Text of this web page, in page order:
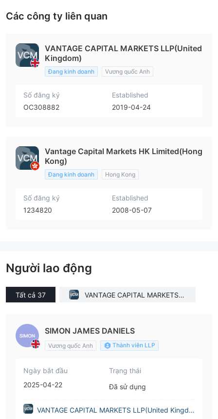
Các công ty liên quan
VANTAGE CAPITAL MARKETS LLP(United
Kingdom)
Đang kinh doanh Vương quốc Anh
Số đăng ký
OC308882
Established
2019-04-24
Vantage Capital Markets HK Limited(Hong
Kong)
Đang kinh doanh Hong Kong
Số đăng ký
1234820
Established
2008-05-07
Người lao động
Tất cả 37
VANTAGE CAPITAL MARKETS L
SIMON JAMES DANIELS
Vương quốc Anh Thành viên LLP
Ngày bắt đầu
2025-04-22
Trạng thái
Đã sử dụng
VANTAGE CAPITAL MARKETS LLP(United Kingdo